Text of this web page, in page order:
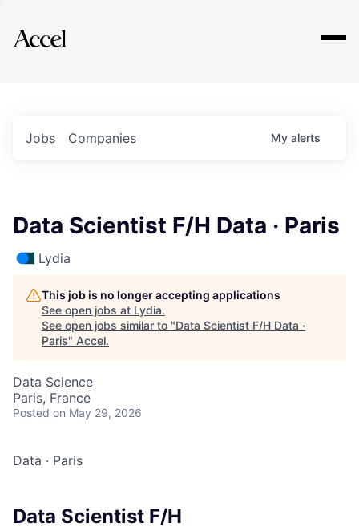
Explore
Jobs Companies My alerts
Data Scientist F/H Data · Paris
Lydia
This job is no longer accepting applications
See open jobs at Lydia.
See open jobs similar to "Data Scientist F/H Data ·
Paris" Accel.
Data Science
Paris, France
Posted on May 29, 2026
Data · Paris
Data Scientist F/H